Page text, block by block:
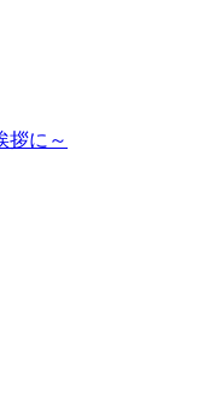
拶に～